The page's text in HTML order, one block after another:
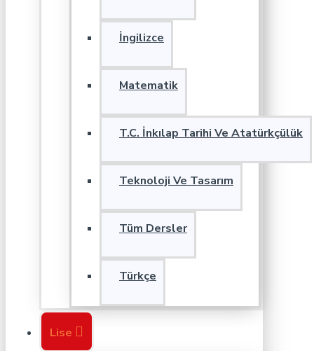
İngilizce
Matematik
T.C. İnkılap Tarihi Ve Atatürkçülük
Teknoloji Ve Tasarım
Tüm Dersler
Türkçe
Lise